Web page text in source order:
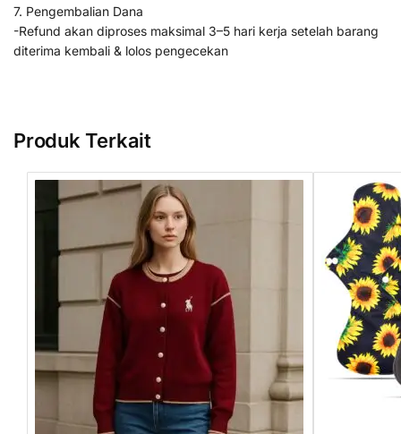
7. Pengembalian Dana
-Refund akan diproses maksimal 3–5 hari kerja setelah barang
diterima kembali & lolos pengecekan
Produk Terkait